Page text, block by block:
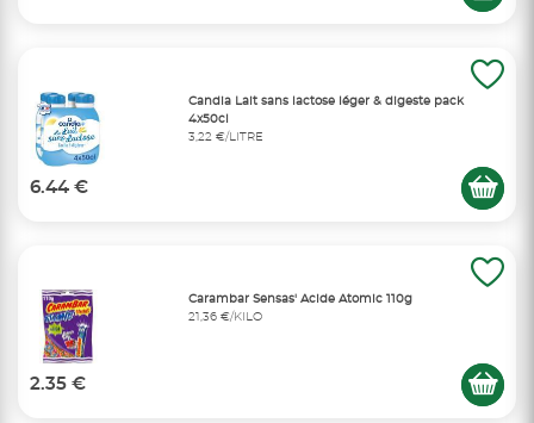
Candia Lait sans lactose léger & digeste pack
4x50cl
3,22 €/LITRE
6.44 €
Carambar Sensas' Acide Atomic 110g
21,36 €/KILO
2.35 €